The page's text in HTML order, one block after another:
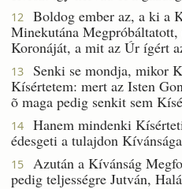
12
Boldog ember az, a ki a
Minekutána Megpróbáltatott,
Koronáját, a mit az Úr ígért
13
Senki se mondja, mikor
Kísértetem: mert az Isten
õ maga pedig senkit sem
14
Hanem mindenki
édesgeti a tulajdon
15
Azután a Kívánság
pedig teljességre Jutván,